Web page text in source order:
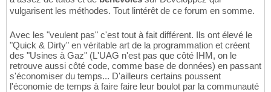
vulgarisent les méthodes. Tout lintérêt de ce forum en somme.
Avec les "veulent pas" c'est tout à fait différent. Ils ont élevé le
"Quick & Dirty" en véritable art de la programmation et créent
des "Usines à Gaz" (L'UAG n'est pas que côté IHM, on le
retrouve aussi côté code, comme base de données) en passant
s'économiser du temps... D'ailleurs certains poussent
l'économie de temps à faire faire leur boulot par la communauté